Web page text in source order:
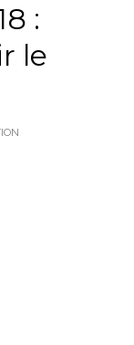
:
le